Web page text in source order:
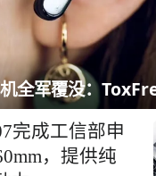
完成工信部申
，提供纯